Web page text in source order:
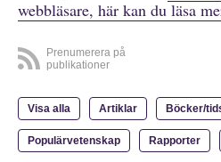
webbläsare, här kan du läsa
Prenumerera på
publikationer
Visa alla Artiklar Böcker/
Populärvetenskap Rapporter